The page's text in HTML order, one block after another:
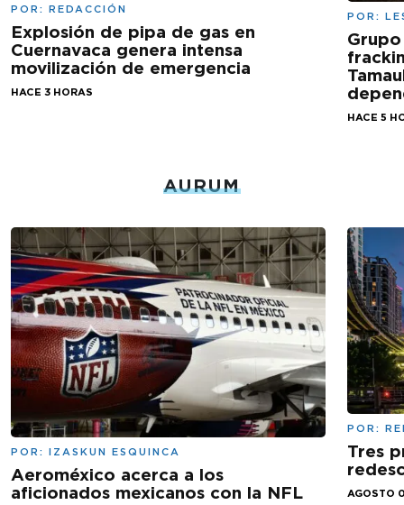
POR: REDACCIÓN
Explosión de pipa de gas en
Cuernavaca genera intensa
movilización de emergencia
HACE 3 HORAS
POR:
HACE 5
AURUM
POR: IZASKUN ESQUINCA
Aeroméxico acerca a los
aficionados mexicanos con la NFL
POR:
Tres
AGOSTO